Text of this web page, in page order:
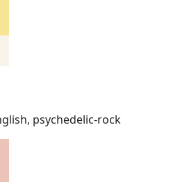
psychedelic-rock